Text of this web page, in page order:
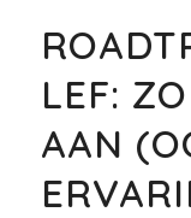
LEF:
AAN